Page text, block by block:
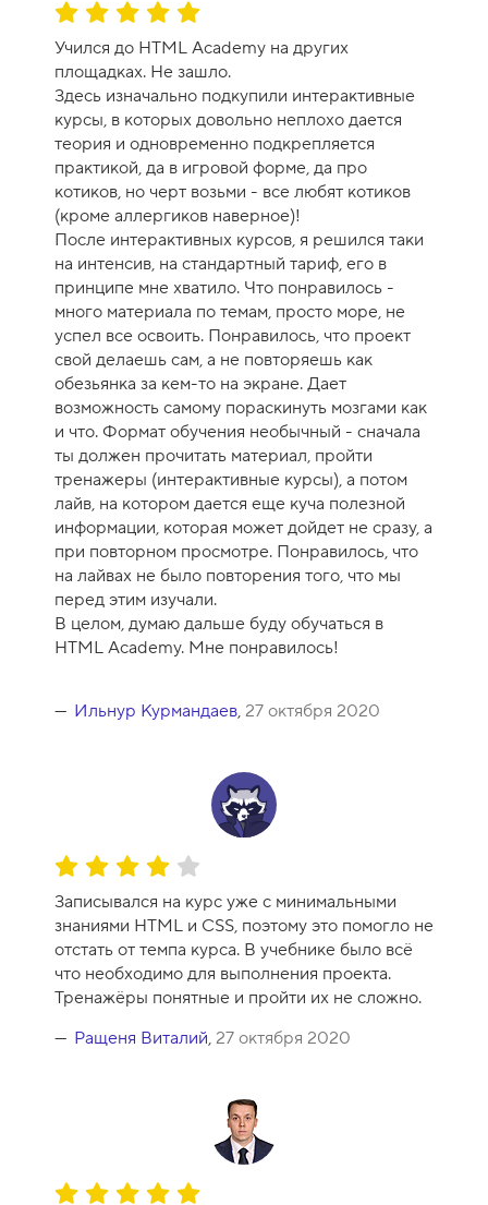
О
ц
е
н
к
а
к
у
р
с
а
-
1
0
Учился до HTML Academy на других
площадках. Не зашло.
Здесь изначально подкупили интерактивные
курсы, в которых довольно неплохо дается
теория и одновременно подкрепляется
практикой, да в игровой форме, да про
котиков, но черт возьми - все любят котиков
(кроме аллергиков наверное)!
После интерактивных курсов, я решился таки
на интенсив, на стандартный тариф, его в
принципе мне хватило. Что понравилось -
много материала по темам, просто море, не
успел все освоить. Понравилось, что проект
свой делаешь сам, а не повторяешь как
обезьянка за кем-то на экране. Дает
возможность самому пораскинуть мозгами как
и что. Формат обучения необычный - сначала
ты должен прочитать материал, пройти
тренажеры (интерактивные курсы), а потом
лайв, на котором дается еще куча полезной
информации, которая может дойдет не сразу, а
при повторном просмотре. Понравилось, что
на лайвах не было повторения того, что мы
перед этим изучали.
В целом, думаю дальше буду обучаться в
HTML Academy. Мне понравилось!
Ильнур Курмандаев, 27 октября 2020
О
ц
е
н
к
а
к
у
Записывался на курс уже с минимальными
знаниями HTML и CSS, поэтому это помогло не
отстать от темпа курса. В учебнике было всё
что необходимо для выполнения проекта.
Тренажёры понятные и пройти их не сложно.
Ращеня Виталий, 27 октября 2020
О